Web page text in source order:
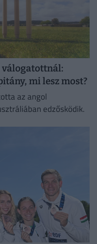
mi lesz most?
az angol
edzősködik.